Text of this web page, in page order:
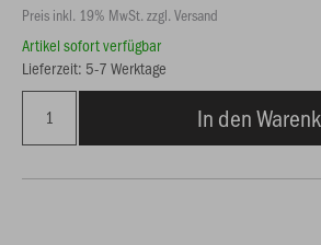
Preis inkl. 19% MwSt. zzgl. Versand
Artikel sofort verfügbar
Lieferzeit: 5-7 Werktage
In den